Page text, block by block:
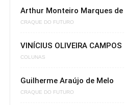
Arthur Monteiro Marques de
CRAQUE DO FUTURO
VINÍCIUS OLIVEIRA CAMPOS
COLUNAS
Guilherme Araújo de Melo
CRAQUE DO FUTURO